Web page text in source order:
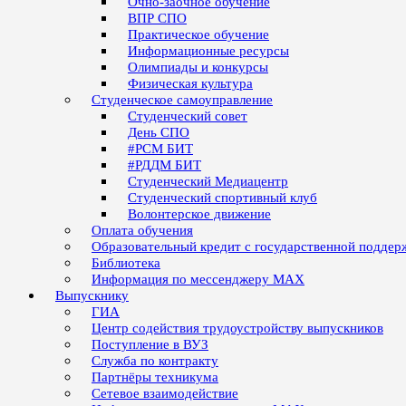
ВПР СПО
Практическое обучение
Информационные ресурсы
Олимпиады и конкурсы
Физическая культура
Студенческое самоуправление
Студенческий совет
День СПО
#РСМ БИТ
#РДДМ БИТ
Студенческий Медиацентр
Студенческий спортивный клуб
Волонтерское движение
Оплата обучения
Образовательный кредит с государственной
Библиотека
Информация по мессенджеру MAX
Выпускнику
ГИА
Центр содействия трудоустройству выпускников
Поступление в ВУЗ
Служба по контракту
Партнёры техникума
Сетевое взаимодействие